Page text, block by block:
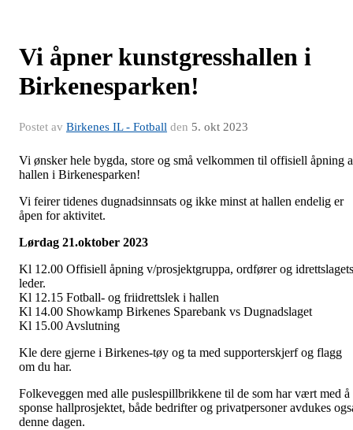
Vi åpner kunstgresshallen i
Birkenesparken!
Postet av Birkenes IL - Fotball den 5. okt 2023
Vi ønsker hele bygda, store og små velkommen til offisiell åpning
hallen i Birkenesparken!
Vi feirer tidenes dugnadsinnsats og ikke minst at hallen endelig er
åpen for aktivitet.
Lørdag 21.oktober 2023
Kl 12.00 Offisiell åpning v/prosjektgruppa, ordfører og idrettslagets
leder.
Kl 12.15 Fotball- og friidrettslek i hallen
Kl 14.00 Showkamp Birkenes Sparebank vs Dugnadslaget
Kl 15.00 Avslutning
Kle dere gjerne i Birkenes-tøy og ta med supporterskjerf og flagg
om du har.
Folkeveggen med alle puslespillbrikkene til de som har vært med å
sponse hallprosjektet, både bedrifter og privatpersoner avdukes
denne dagen.